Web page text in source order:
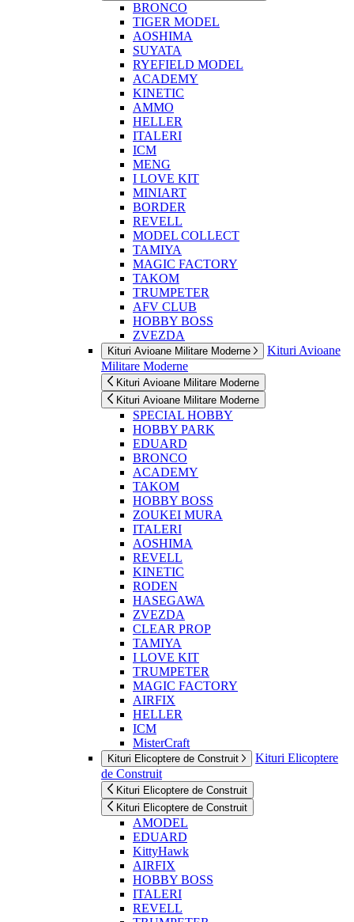
BRONCO
TIGER MODEL
AOSHIMA
SUYATA
RYEFIELD MODEL
ACADEMY
KINETIC
AMMO
HELLER
ITALERI
ICM
MENG
I LOVE KIT
MINIART
BORDER
REVELL
MODEL COLLECT
TAMIYA
MAGIC FACTORY
TAKOM
TRUMPETER
AFV CLUB
HOBBY BOSS
ZVEZDA
Kituri Avioane Militare Moderne
Kituri Avioane
Militare Moderne
Kituri Avioane Militare Moderne
Kituri Avioane Militare Moderne
SPECIAL HOBBY
HOBBY PARK
EDUARD
BRONCO
ACADEMY
TAKOM
HOBBY BOSS
ZOUKEI MURA
ITALERI
AOSHIMA
REVELL
KINETIC
RODEN
HASEGAWA
ZVEZDA
CLEAR PROP
TAMIYA
I LOVE KIT
TRUMPETER
MAGIC FACTORY
AIRFIX
HELLER
ICM
MisterCraft
Kituri Elicoptere de Construit
Kituri Elicoptere
de Construit
Kituri Elicoptere de Construit
Kituri Elicoptere de Construit
AMODEL
EDUARD
KittyHawk
AIRFIX
HOBBY BOSS
ITALERI
REVELL